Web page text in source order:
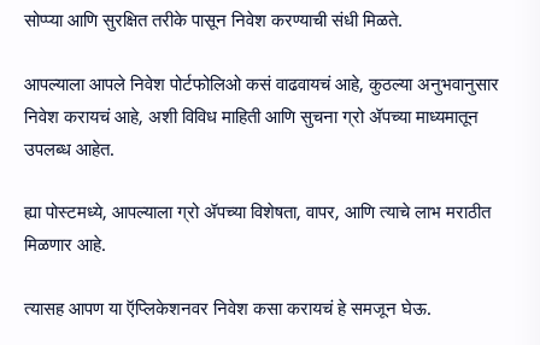
सोप्प्या आणि सुरक्षित तरीके पासून निवेश करण्याची संधी मिळते.
आपल्याला आपले निवेश पोर्टफोलिओ कसं वाढवायचं आहे, कुठल्या अनुभवानुसार
निवेश करायचं आहे, अशी विविध माहिती आणि सुचना ग्रो ॲपच्या माध्यमातून
उपलब्ध आहेत.
ह्या पोस्टमध्ये, आपल्याला ग्रो ॲपच्या विशेषता, वापर, आणि त्याचे लाभ मराठीत
मिळणार आहे.
त्यासह आपण या ऍप्लिकेशनवर निवेश कसा करायचं हे समजून घेऊ.